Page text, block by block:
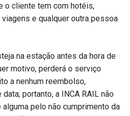
o cliente tem com hotéis,
e qualquer outra pessoa
na estação antes da hora de
motivo, perderá o serviço
a nenhum reembolso,
portanto, a INCA RAIL não
pelo não cumprimento da